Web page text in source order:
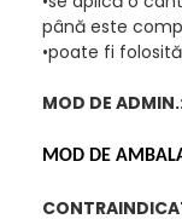
până este
•poate fi
MOD DE
MOD DE